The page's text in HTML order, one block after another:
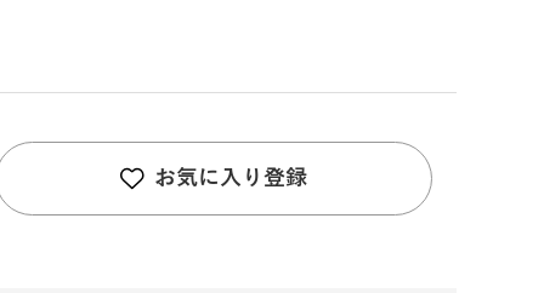
お気に入り登録